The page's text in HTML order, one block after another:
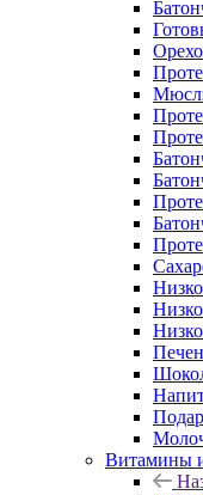
Витамины